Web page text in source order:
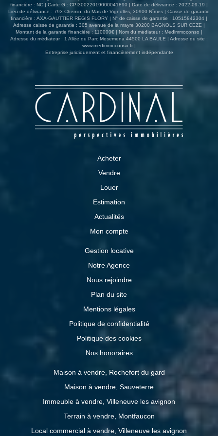
financière : NC | Carte G : CPI30022019000041890 | Date de délivrance : 2022-09-19 |
Lieu de délivrance : 793 Chemin. du Mas de Vignolles, 30900 Nîmes | Caisse de garantie
financière : AXA-GAUTTIER REGIS FLORY | N° de caisse de garantie : 10515842304 |
Adresse caisse de garantie : 305 avenue de la mayre 30200 BAGNOLS SUR CEZE |
Montant de la garantie financière : 110000€ | Nom du médiateur : Medimmoconso |
Adresse du médiateur : 1 Allée du Parc Mesemena 44500 LA BAULE | Adresse du site :
www.medimmoconso.fr |
Entreprise juridiquement et financièrement indépendante
Acheter
Vendre
Louer
Estimation
Actualités
Mon compte
Gestion locative
Notre Agence
Nous rejoindre
Plan du site
Mentions légales
Politique de confidentialité
Politique des cookies
Nos honoraires
Maison à vendre, Rochefort du gard
Maison à vendre, Sauveterre
Immeuble à vendre, Villeneuve les avignon
Terrain à vendre, Montfaucon
Local commercial à vendre, Villeneuve les avignon